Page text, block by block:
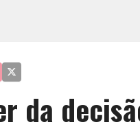
da